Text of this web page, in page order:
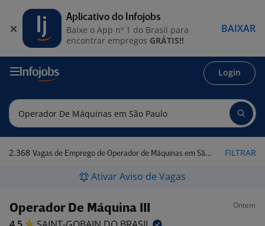
Login
2.368 Vagas de Emprego de Operador de Máquinas em São Paulo FILTRAR
Ativar Aviso de Vagas
Operador De Máquina III Ontem
Aplicativo do Infojobs
Baixe o App nº 1 do Brasil para
encontrar empregos GRÁTIS!!
BAIXAR